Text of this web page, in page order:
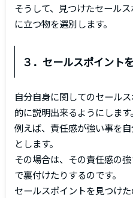
そうして、見つけたセール
に立つ物を選別します。
３．セールスポイント
自分自身に関してのセール
的に説明出来るようにします。
例えば、責任感が強い事を
とします。
その場合は、その責任感の
で裏付けたりするのです。
セールスポイントを見つけ